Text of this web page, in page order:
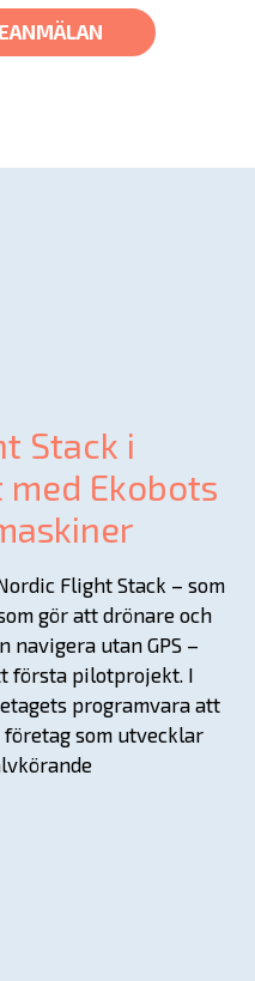
Stack i
Ekobots
Flight Stack – som
gör att drönare och
navigera utan GPS –
första pilotprojekt. I
programvara att
som utvecklar